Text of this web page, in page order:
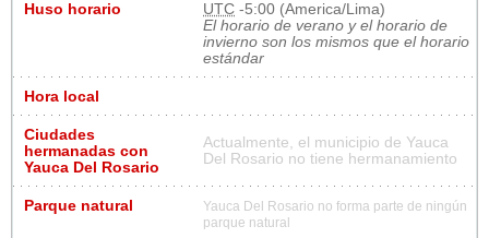
Huso horario UTC -5:00 (America/Lima)
El horario de verano y el horario de
invierno son los mismos que el horario
estándar
Hora local
Ciudades
hermanadas con
Yauca Del Rosario
Actualmente, el municipio de Yauca
Del Rosario no tiene hermanamiento
Parque natural
Yauca Del Rosario no forma parte de ningún
parque natural